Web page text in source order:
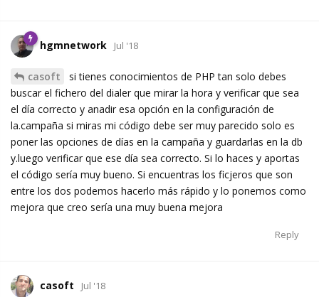
hgmnetwork Jul '18
casoft
si tienes conocimientos de PHP tan solo debes
buscar el fichero del dialer que mirar la hora y verificar que sea
el día correcto y anadir esa opción en la configuración de
la.campaña si miras mi código debe ser muy parecido solo es
poner las opciones de días en la campaña y guardarlas en la db
y.luego verificar que ese día sea correcto. Si lo haces y aportas
el código sería muy bueno. Si encuentras los ficjeros que son
entre los dos podemos hacerlo más rápido y lo ponemos como
mejora que creo sería una muy buena mejora
Reply
casoft Jul '18